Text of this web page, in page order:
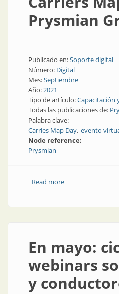
Prysmian
Publicado en:Soporte digital
Número: Digital
Mes:Septiembre
Año:2021
Tipo de artículo:Capacitación
Todas las publicaciones de:
Palabra clave:
Carries Map Day evento
Node reference:
Prysmian
Read moreabout Carriers
En mayo:
webinars
y